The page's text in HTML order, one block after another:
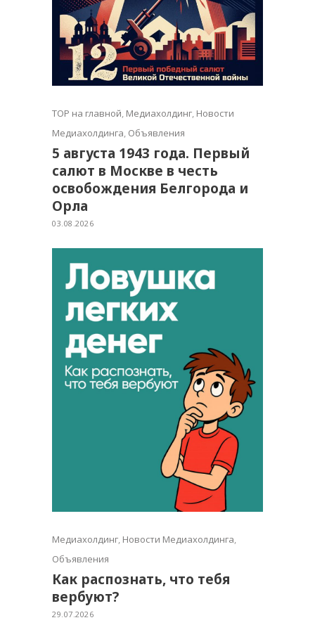
TOP на главной, Медиахолдинг, Новости
Медиахолдинга, Объявления
5 августа 1943 года. Первый
салют в Москве в честь
освобождения Белгорода и
Орла
03.08.2026
Медиахолдинг, Новости Медиахолдинга,
Объявления
Как распознать, что тебя
вербуют?
29.07.2026